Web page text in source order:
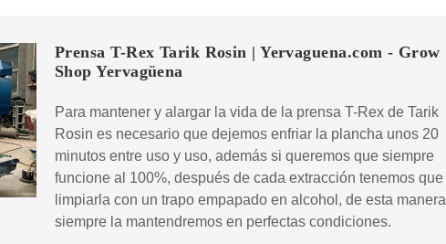
Prensa T-Rex Tarik Rosin | Yervaguena.com - Grow
Shop Yervagüena
Para mantener y alargar la vida de la prensa T-Rex de Tarik
Rosin es necesario que dejemos enfriar la plancha unos 20
minutos entre uso y uso, además si queremos que siempre
funcione al 100%, después de cada extracción tenemos que
limpiarla con un trapo empapado en alcohol, de esta manera
siempre la mantendremos en perfectas condiciones.